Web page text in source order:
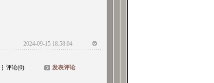
2024-09-15 18:58:04
评论(0) 发表评论